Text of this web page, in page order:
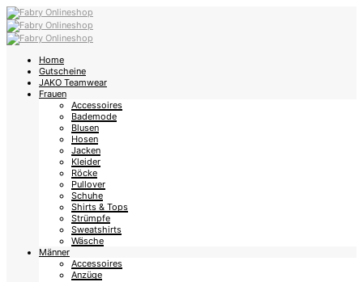
Home
Gutscheine
JAKO Teamwear
Frauen
Accessoires
Bademode
Blusen
Hosen
Jacken
Kleider
Röcke
Pullover
Schuhe
Shirts & Tops
Strümpfe
Sweatshirts
Wäsche
Männer
Accessoires
Anzüge